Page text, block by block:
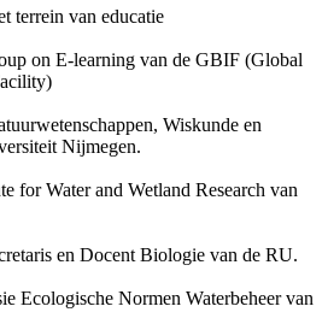
terrein van educatie
on E-learning van de GBIF (Global
Wiskunde en
Nijmegen.
for Water and Wetland Research van
en Docent Biologie van de RU.
Ecologische Normen Waterbeheer van